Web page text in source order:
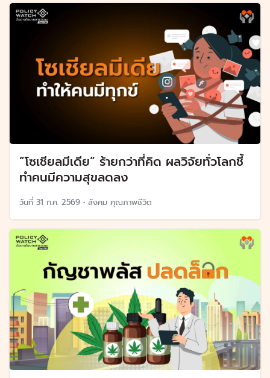
”โซเชียลมีเดีย“ ร้ายกว่าที่คิด ผลวิจัยทั่วโลกชี้
ทำคนมีความสุขลดลง
วันที่ 31 ก.ค. 2569 • สังคม คุณภาพชีวิต